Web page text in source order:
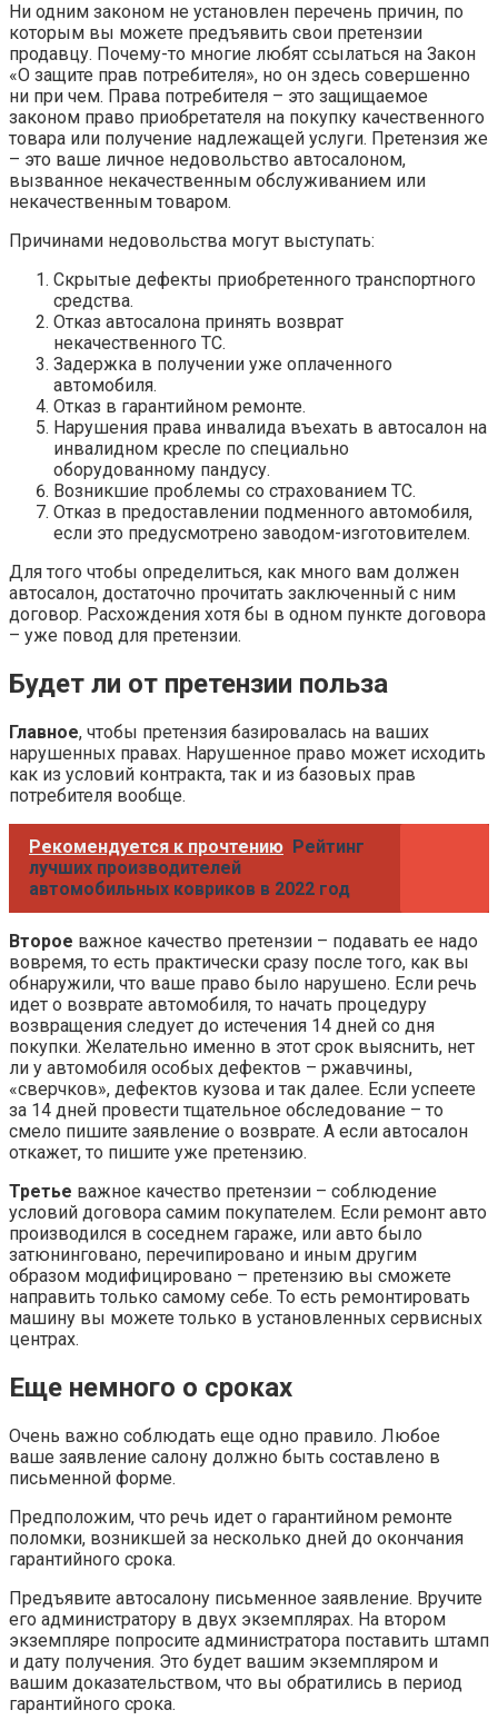
Ни одним законом не установлен перечень причин, по
которым вы можете предъявить свои претензии
продавцу. Почему-то многие любят ссылаться на Закон
«О защите прав потребителя», но он здесь совершенно
ни при чем. Права потребителя – это защищаемое
законом право приобретателя на покупку качественного
товара или получение надлежащей услуги. Претензия же
– это ваше личное недовольство автосалоном,
вызванное некачественным обслуживанием или
некачественным товаром.
Причинами недовольства могут выступать:
Скрытые дефекты приобретенного транспортного
средства.
Отказ автосалона принять возврат
некачественного ТС.
Задержка в получении уже оплаченного
автомобиля.
Отказ в гарантийном ремонте.
Нарушения права инвалида въехать в автосалон на
инвалидном кресле по специально
оборудованному пандусу.
Возникшие проблемы со страхованием ТС.
Отказ в предоставлении подменного автомобиля,
если это предусмотрено заводом-изготовителем.
Для того чтобы определиться, как много вам должен
автосалон, достаточно прочитать заключенный с ним
договор. Расхождения хотя бы в одном пункте договора
– уже повод для претензии.
Будет ли от претензии польза
Главное, чтобы претензия базировалась на ваших
нарушенных правах. Нарушенное право может исходить
как из условий контракта, так и из базовых прав
потребителя вообще.
Рекомендуется к прочтению Рейтинг
лучших производителей
автомобильных ковриков в 2022 год
Второе важное качество претензии – подавать ее надо
вовремя, то есть практически сразу после того, как вы
обнаружили, что ваше право было нарушено. Если речь
идет о возврате автомобиля, то начать процедуру
возвращения следует до истечения 14 дней со дня
покупки. Желательно именно в этот срок выяснить, нет
ли у автомобиля особых дефектов – ржавчины,
«сверчков», дефектов кузова и так далее. Если успеете
за 14 дней провести тщательное обследование – то
смело пишите заявление о возврате. А если автосалон
откажет, то пишите уже претензию.
Третье важное качество претензии – соблюдение
условий договора самим покупателем. Если ремонт авто
производился в соседнем гараже, или авто было
затюнинговано, перечипировано и иным другим
образом модифицировано – претензию вы сможете
направить только самому себе. То есть ремонтировать
машину вы можете только в установленных сервисных
центрах.
Еще немного о сроках
Очень важно соблюдать еще одно правило. Любое
ваше заявление салону должно быть составлено в
письменной форме.
Предположим, что речь идет о гарантийном ремонте
поломки, возникшей за несколько дней до окончания
гарантийного срока.
Предъявите автосалону письменное заявление. Вручите
его администратору в двух экземплярах. На втором
экземпляре попросите администратора поставить штамп
и дату получения. Это будет вашим экземпляром и
вашим доказательством, что вы обратились в период
гарантийного срока.